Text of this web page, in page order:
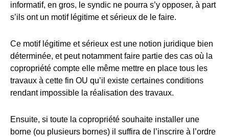
informatif, en gros, le syndic ne pourra s’y opposer, à part
s’ils ont un motif légitime et sérieux de le faire.
Ce motif légitime et sérieux est une notion juridique bien
déterminée, et peut notamment faire partie des cas où la
copropriété compte elle même mettre en place tous les
travaux à cette fin OU qu’il existe certaines conditions
rendant impossible la réalisation des travaux.
Ensuite, si toute la copropriété souhaite installer une
borne (ou plusieurs bornes) il suffira de l’inscrire à l’ordre